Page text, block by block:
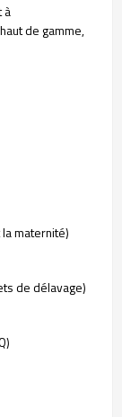
à
de gamme,
maternité)
de délavage)